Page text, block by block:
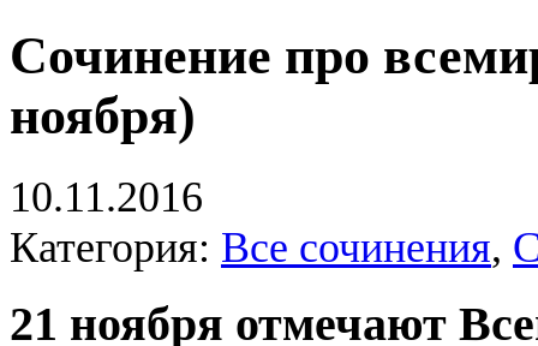
Сочинение про
ноября)
10.11.2016
Категория: Все сочинения,
21 ноября отмечают